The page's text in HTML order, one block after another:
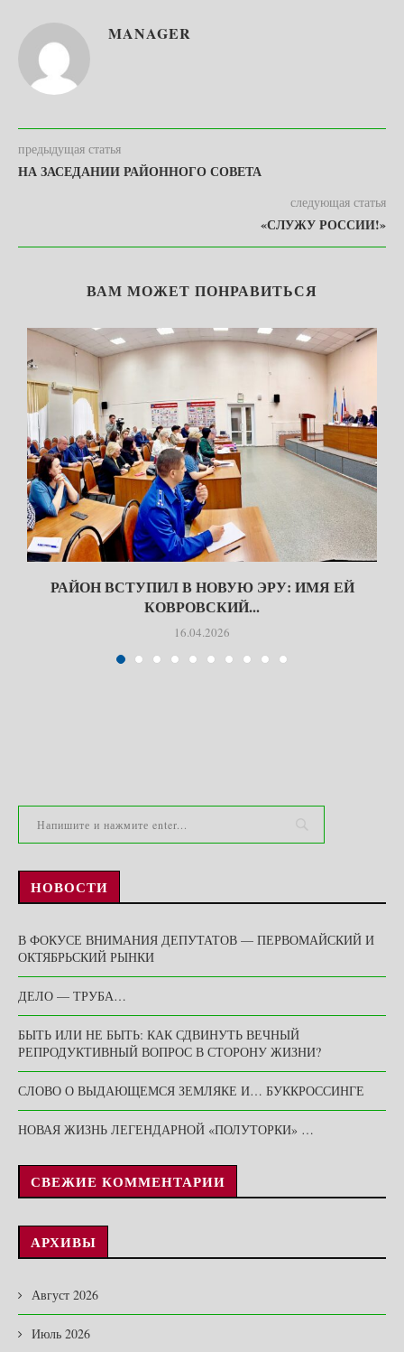
MANAGER
предыдущая статья
НА ЗАСЕДАНИИ РАЙОННОГО СОВЕТА
следующая статья
«СЛУЖУ РОССИИ!»
ВАМ МОЖЕТ ПОНРАВИТЬСЯ
РАЙОН ВСТУПИЛ В НОВУЮ ЭРУ: ИМЯ ЕЙ
КОВРОВСКИЙ...
16.04.2026
НОВОСТИ
В ФОКУСЕ ВНИМАНИЯ ДЕПУТАТОВ — ПЕРВОМАЙСКИЙ И
ОКТЯБРЬСКИЙ РЫНКИ
ДЕЛО — ТРУБА…
БЫТЬ ИЛИ НЕ БЫТЬ: КАК СДВИНУТЬ ВЕЧНЫЙ
РЕПРОДУКТИВНЫЙ ВОПРОС В СТОРОНУ ЖИЗНИ?
СЛОВО О ВЫДАЮЩЕМСЯ ЗЕМЛЯКЕ И… БУККРОССИНГЕ
НОВАЯ ЖИЗНЬ ЛЕГЕНДАРНОЙ «ПОЛУТОРКИ» …
СВЕЖИЕ КОММЕНТАРИИ
АРХИВЫ
Август 2026
Июль 2026